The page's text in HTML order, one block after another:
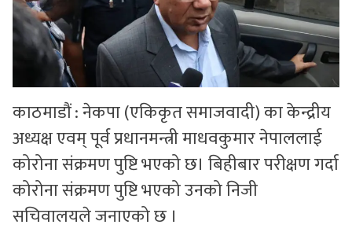
काठमाडौं : नेकपा (एकिकृत समाजवादी) का केन्द्रीय
अध्यक्ष एवम् पूर्व प्रधानमन्त्री माधवकुमार नेपाललाई
कोरोना संक्रमण पुष्टि भएको छ। बिहीबार परीक्षण गर्दा
कोरोना संक्रमण पुष्टि भएको उनको निजी
सचिवालयले जनाएको छ ।